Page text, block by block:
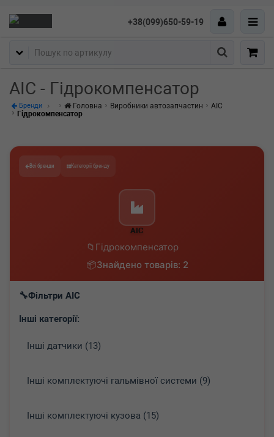
+38(099)650-59-19
Пошук
AIC - Гідрокомпенсатор
Бренди Головна Виробники автозапчастин
AIC
Гідрокомпенсатор
Всі бренди Категорії бренду
AIC
Гідрокомпенсатор
Знайдено товарів: 2
Фільтри AIC
Інші категорії:
Інші датчики (13)
Інші комплектуючі гальмівної системи (9)
Інші комплектуючі кузова (15)